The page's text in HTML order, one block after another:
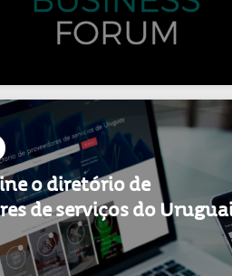
o diretório de
de serviços do